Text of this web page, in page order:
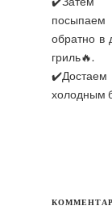
обратно в
гриль🔥.
холодным